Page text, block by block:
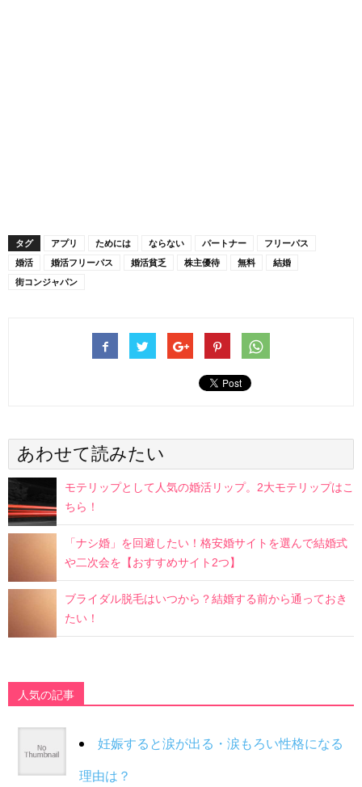
タグ アプリ ためには ならない パートナー
フリーパス
婚活
婚活フリーパス 婚活貧乏 株主優待 無料
結婚
街コンジャパン
あわせて読みたい
モテリップとして人気の婚活リップ。2大モテリップはこ
ちら！
「ナシ婚」を回避したい！格安婚サイトを選んで結婚式
や二次会を【おすすめサイト2つ】
ブライダル脱毛はいつから？結婚する前から通っておき
たい！
人気の記事
妊娠すると涙が出る・涙もろい性格になる
理由は？